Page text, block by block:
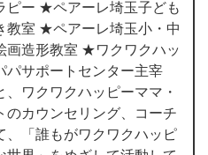
ピー ★ペアーレ埼玉子ども
教室 ★ペアーレ埼玉小・中
画造形教室 ★ワクワクハッ
パサポートセンター主宰
、ワクワクハッピーママ・
のカウンセリング、コーチ
、「誰もがワクワクハッピ